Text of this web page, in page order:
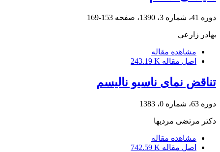
دوره 41، شماره 3، 1390، صفحه 153-169
بهادر زارعی
مشاهده مقاله
اصل مقاله 243.19 K
تناقض نمای ناسیو نالیسم
دوره 63، شماره 0، 1383
دکتر مرتضی مردیها
مشاهده مقاله
اصل مقاله 742.59 K